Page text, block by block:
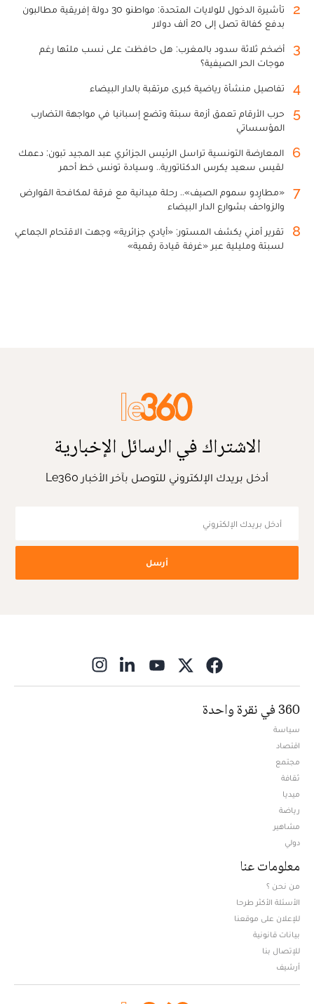
2
تأشيرة الدخول للولايات المتحدة: مواطنو 30 دولة إفريقية مطالبون
بدفع كفالة تصل إلى 20 ألف دولار
3
أضخم ثلاثة سدود بالمغرب: هل حافظت على نسب ملئها رغم
موجات الحر الصيفية؟
4 تفاصيل منشأة رياضية كبرى مرتقبة بالدار البيضاء
5
حرب الأرقام تعمق أزمة سبتة وتضع إسبانيا في مواجهة التضارب
المؤسساتي
6
المعارضة التونسية تراسل الرئيس الجزائري عبد المجيد تبون: دعمك
لقيس سعيد يكرس الدكتاتورية.. وسيادة تونس خط أحمر
7
«مطارِدو سموم الصيف».. رحلة ميدانية مع فرقة لمكافحة القوارض
والزواحف بشوارع الدار البيضاء
8
تقرير أمني يكشف المستور: «أيادي جزائرية» وجهت الاقتحام الجماعي
لسبتة ومليلية عبر «غرفة قيادة رقمية»
الاشتراك في الرسائل الإخبارية
أدخل بريدك الإلكتروني للتوصل بآخر الأخبار Le360
أرسل
360 في نقرة واحدة
سياسة
اقتصاد
مجتمع
ثقافة
ميديا
رياضة
مشاهير
دولي
معلومات عنا
من نحن ؟
الأسئلة الأكثر طرحا
للإعلان على موقعنا
بيانات قانونية
للإتصال بنا
أرشيف